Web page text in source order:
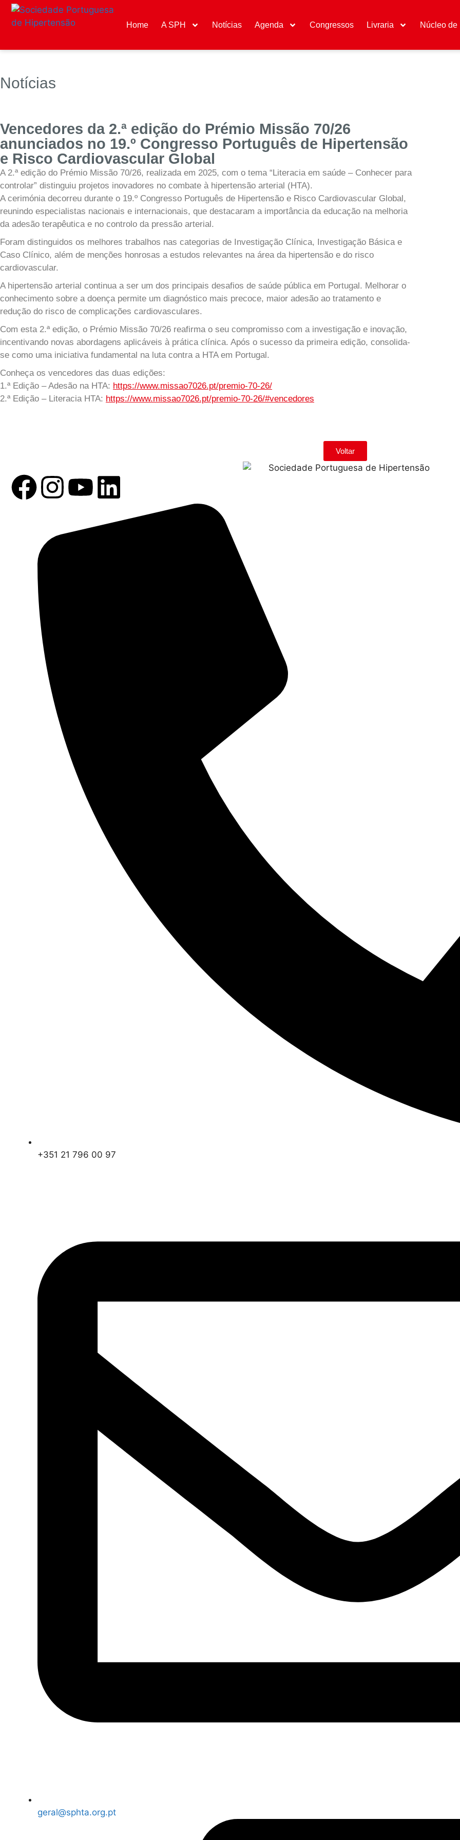
Home A SPH Notícias Agenda Congressos Livraria Núcleo de
Notícias
Vencedores da 2.ª edição do Prémio Missão 70/26
anunciados no 19.º Congresso Português de Hipertensão
e Risco Cardiovascular Global
A 2.ª edição do Prémio Missão 70/26, realizada em 2025, com o tema “Literacia em saúde – Conhecer para
controlar” distinguiu projetos inovadores no combate à hipertensão arterial (HTA).
A cerimónia decorreu durante o 19.º Congresso Português de Hipertensão e Risco Cardiovascular Global,
reunindo especialistas nacionais e internacionais, que destacaram a importância da educação na melhoria
da adesão terapêutica e no controlo da pressão arterial.
Foram distinguidos os melhores trabalhos nas categorias de Investigação Clínica, Investigação Básica e
Caso Clínico, além de menções honrosas a estudos relevantes na área da hipertensão e do risco
cardiovascular.
A hipertensão arterial continua a ser um dos principais desafios de saúde pública em Portugal. Melhorar o
conhecimento sobre a doença permite um diagnóstico mais precoce, maior adesão ao tratamento e
redução do risco de complicações cardiovasculares.
Com esta 2.ª edição, o Prémio Missão 70/26 reafirma o seu compromisso com a investigação e inovação,
incentivando novas abordagens aplicáveis à prática clínica. Após o sucesso da primeira edição, consolida-
se como uma iniciativa fundamental na luta contra a HTA em Portugal.
Conheça os vencedores das duas edições:
1.ª Edição – Adesão na HTA: https://www.missao7026.pt/premio-70-26/
2.ª Edição – Literacia HTA: https://www.missao7026.pt/premio-70-26/#vencedores
Voltar
+351 21 796 00 97
geral@sphta.org.pt